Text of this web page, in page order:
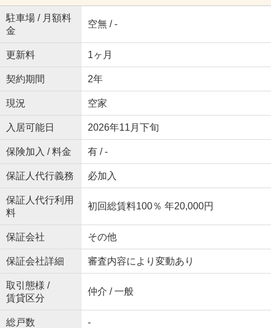
駐車場 / 月額料
金
空無 / -
更新料 1ヶ月
契約期間 2年
現況 空家
入居可能日 2026年11月下旬
保険加入 / 料金 有 / -
保証人代行義務 必加入
保証人代行利用
料
初回総賃料100％ 年20,000円
保証会社 その他
保証会社詳細 審査内容により変動あり
取引態様 /
賃貸区分
仲介 / 一般
総戸数 -